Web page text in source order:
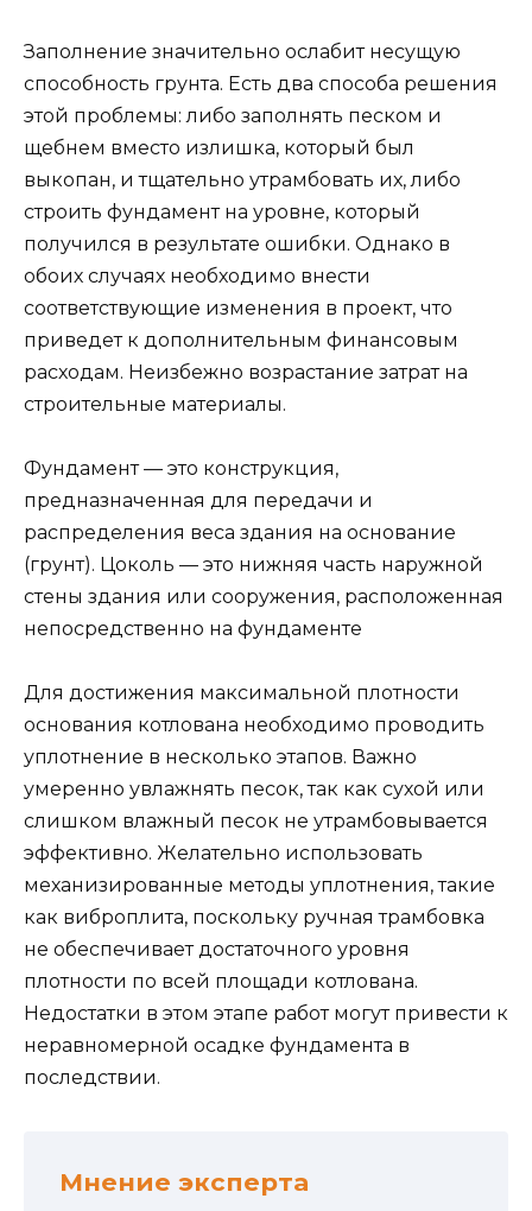
Заполнение значительно ослабит несущую
способность грунта. Есть два способа решения
этой проблемы: либо заполнять песком и
щебнем вместо излишка, который был
выкопан, и тщательно утрамбовать их, либо
строить фундамент на уровне, который
получился в результате ошибки. Однако в
обоих случаях необходимо внести
соответствующие изменения в проект, что
приведет к дополнительным финансовым
расходам. Неизбежно возрастание затрат на
строительные материалы.
Фундамент — это конструкция,
предназначенная для передачи и
распределения веса здания на основание
(грунт). Цоколь — это нижняя часть наружной
стены здания или сооружения, расположенная
непосредственно на фундаменте
Для достижения максимальной плотности
основания котлована необходимо проводить
уплотнение в несколько этапов. Важно
умеренно увлажнять песок, так как сухой или
слишком влажный песок не утрамбовывается
эффективно. Желательно использовать
механизированные методы уплотнения, такие
как виброплита, поскольку ручная трамбовка
не обеспечивает достаточного уровня
плотности по всей площади котлована.
Недостатки в этом этапе работ могут привести к
неравномерной осадке фундамента в
последствии.
Мнение эксперта